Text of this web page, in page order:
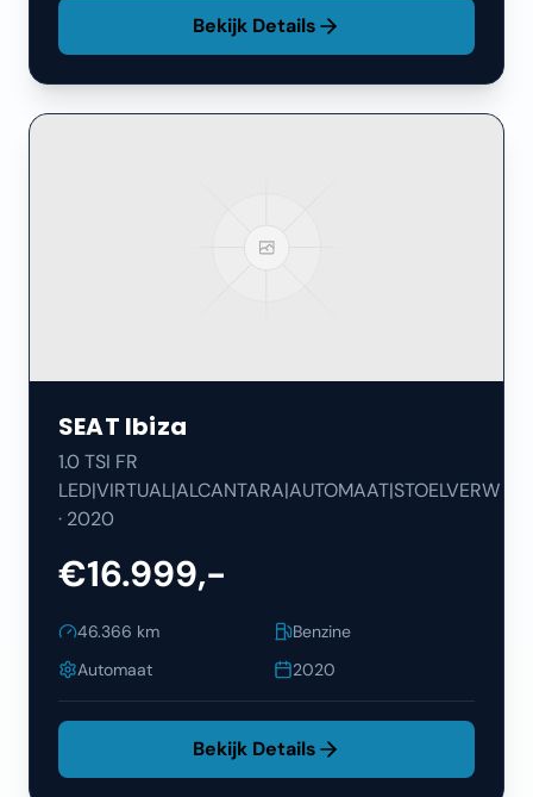
Bekijk Details
SEAT Ibiza
1.0 TSI FR
LED|VIRTUAL|ALCANTARA|AUTOMAAT|STOELVERW
· 2020
€16.999,-
46.366 km
Benzine
Automaat
2020
Bekijk Details